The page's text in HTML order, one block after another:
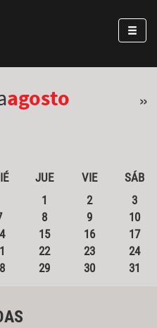
agosto »
JUE VIE
SÁB
1
2
3
8 9
10
15 16
17
22 23
24
29 30 31